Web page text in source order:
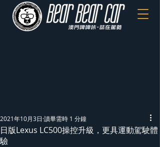
日版Lexus LC500操控升級，更具運動駕駛體
驗
2021年10月3日 讀畢需時 1 分鐘